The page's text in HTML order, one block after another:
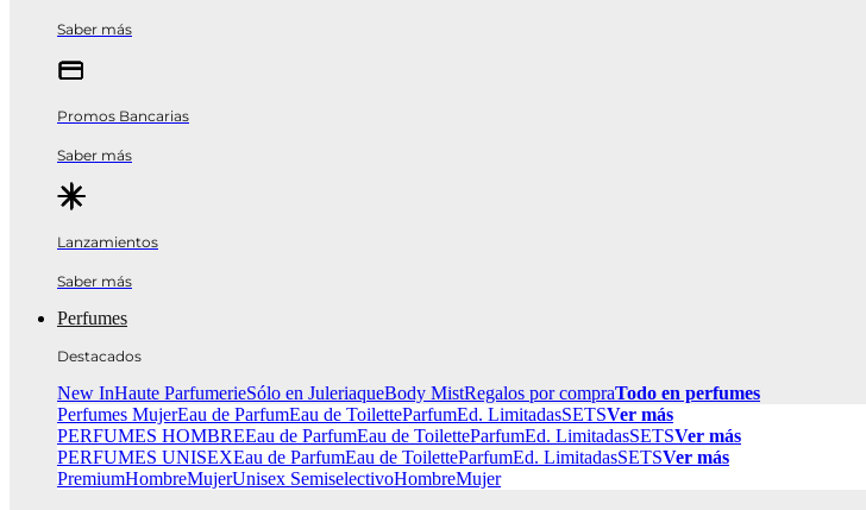
Saber más
Promos Bancarias
Saber más
Lanzamientos
Saber más
Perfumes
Destacados
New InHaute ParfumerieSólo en JuleriaqueBody MistRegalos por compraTodo en perfumes
Perfumes MujerEau de ParfumEau de ToiletteParfumEd. LimitadasSETSVer más
PERFUMES HOMBREEau de ParfumEau de ToiletteParfumEd. LimitadasSETSVer más
PERFUMES UNISEXEau de ParfumEau de ToiletteParfumEd. LimitadasSETSVer más
PremiumHombreMujerUnisex SemiselectivoHombreMujer